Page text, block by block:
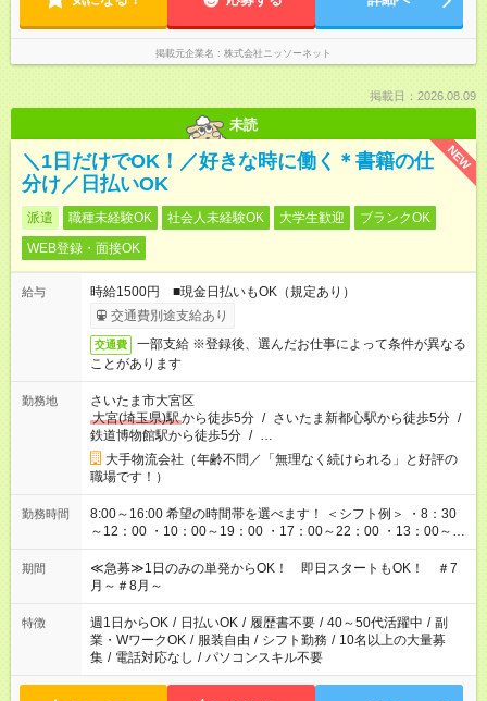
掲載元企業名 株式会社ニッソーネット
掲載日：2026.08.09
未読
NEW
＼1日だけでOK！／好きな時に働く＊書籍の仕
分け／日払いOK
派遣 職種未経験OK 社会人未経験OK 大学生歓迎
ブランクOK
WEB登録・面接OK
給与
時給1500円 ■現金日払いもOK（規定あり）
交通費別途支給あり
交通費
一部支給 ※登録後、選んだお仕事によって条件が異なる
ことがあります
勤務地
さいたま市大宮区
大宮(埼玉県)駅から徒歩5分 / さいたま新都心駅から徒歩5分 /
鉄道博物館駅から徒歩5分 / …
大手物流会社（年齢不問／「無理なく続けられる」と好評の
職場です！）
勤務時間
8:00～16:00 希望の時間帯を選べます！ ＜シフト例＞ ・8：30
～12：00 ・10：00～19：00 ・17：00～22：00 ・13：00～
22：00 ・22：00～翌6：00 など
期間
≪急募≫1日のみの単発からOK！ 即日スタートもOK！ ＃7
月～＃8月～
特徴 週1日からOK / 日払いOK / 履歴書不要 / 40～50代活躍中 / 副
業・WワークOK / 服装自由 / シフト勤務 / 10名以上の大量募
集 / 電話対応なし / パソコンスキル不要